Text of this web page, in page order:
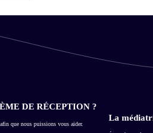
DE RÉCEPTION ?
que nous puissions vous aider.
La